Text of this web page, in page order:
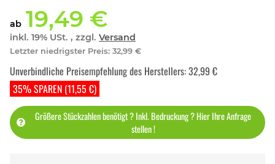
ab 19,49 €
inkl. 19% USt. , zzgl. Versand
Letzter niedrigster Preis: 32,99 €
35% SPAREN (11,55 €)
Unverbindliche Preisempfehlung des Herstellers:32,99 €
Größere Stückzahlen benötigt ? Inkl. Bedruckung ? Hier Ihre Anfrage
stellen !